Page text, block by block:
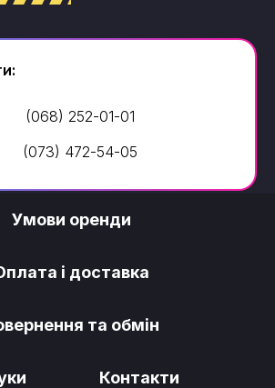
(068) 252-01-01
(073) 472-54-05
Умови оренди
і доставка
та обмін
Контакти